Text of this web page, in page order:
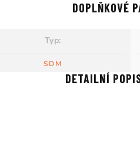
DETAILNÍ
DOPLŇKOVÉ
Typ:
SDM